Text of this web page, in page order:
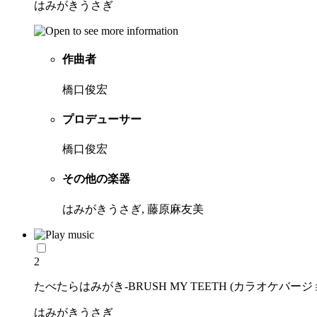
はみがきうさぎ
作曲者
橋口俊宏
プロデューサー
橋口俊宏
その他の楽器
はみがきうさぎ, 藤原麻友美
2
たべたらはみがき-BRUSH MY TEETH (カラオケバージ
はみがきうさぎ